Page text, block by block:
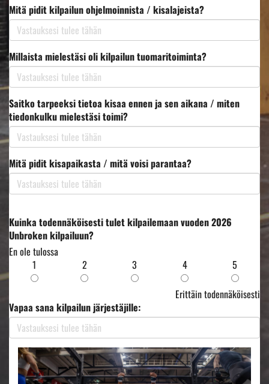
Mitä pidit kilpailun ohjelmoinnista / kisalajeista?
Millaista mielestäsi oli kilpailun tuomaritoiminta?
Saitko tarpeeksi tietoa kisaa ennen ja sen aikana / miten
tiedonkulku mielestäsi toimi?
Mitä pidit kisapaikasta / mitä voisi parantaa?
Kuinka todennäköisesti tulet kilpailemaan vuoden 2026
Unbroken kilpailuun?
En ole tulossa
1
2 3 4 5
Erittäin todennäköisesti
Vapaa sana kilpailun järjestäjille: